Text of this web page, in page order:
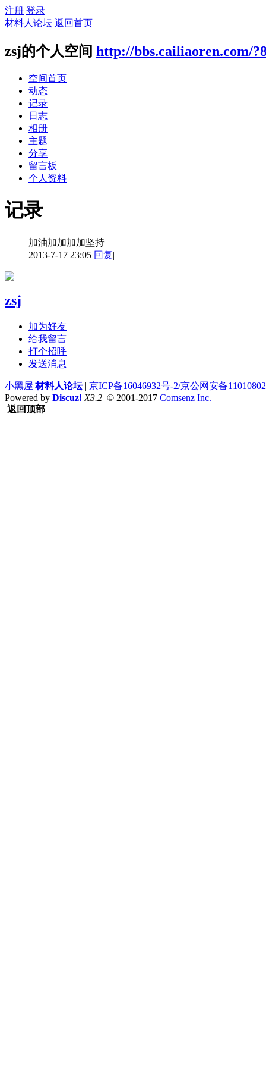
注册 登录
材料人论坛 返回首页
zsj的个人空间 http://bbs.cailiaoren.com/
空间首页
动态
记录
日志
相册
主题
分享
留言板
个人资料
记录
加油加加加加坚持
2013-7-17 23:05 回复|
zsj
加为好友
给我留言
打个招呼
发送消息
小黑屋|材料人论坛 | 京ICP备16046932号-2/京公网安备
Powered by Discuz! X3.2 © 2001-2017 Comsenz Inc.
返回顶部